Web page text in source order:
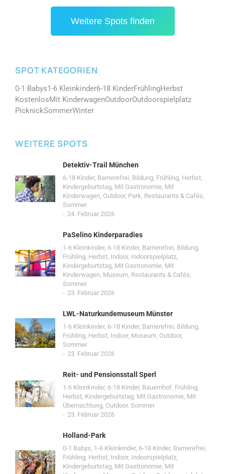
Weitere Spots finden
SPOT KATEGORIEN
0-1 Babys1-6 Kleinkinder6-18 KinderFrühlingHerbst
KostenlosMit KinderwagenOutdoorOutdoorspielplatz
PicknickSommerWinter
WEITERE SPOTS
Detektiv-Trail München
6-18 Kinder, Barrierefrei, Bildung, Frühling, Herbst,
Kindergeburtstag, Mit Gastronomie, Mit
Kinderwagen, Outdoor, Park, Restaurants & Cafés,
Sommer
24. Februar 2026
PaSelino Kinderparadies
1-6 Kleinkinder, 6-18 Kinder, Barrierefrei, Bildung,
Frühling, Herbst, Indoor, Indoorspielplatz,
Kindergeburtstag, Mit Gastronomie, Mit
Kinderwagen, Museum, Restaurants & Cafés,
Sommer
23. Februar 2026
LWL-Naturkundemuseum Münster
1-6 Kleinkinder, 6-18 Kinder, Barrierefrei, Bildung,
Frühling, Herbst, Indoor, Museum, Outdoor,
Sommer
23. Februar 2026
Reit- und Pensionsstall Sperl
1-6 Kleinkinder, 6-18 Kinder, Bauernhof, Frühling,
Herbst, Kindergeburtstag, Mit Gastronomie, Mit
Übernachtung, Outdoor, Sommer
23. Februar 2026
Holland-Park
0-1 Babys, 1-6 Kleinkinder, 6-18 Kinder, Barrierefrei,
Frühling, Herbst, Indoor, Indoorspielplatz,
Kindergeburtstag, Mit Gastronomie, Mit